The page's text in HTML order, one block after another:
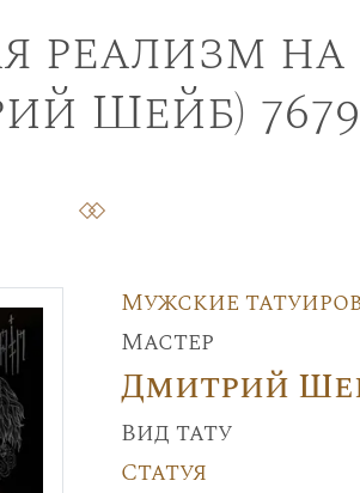
реализм на
Шейб) 7679
Мужские
Мастер
Дмитрий
Вид тату
Статуя